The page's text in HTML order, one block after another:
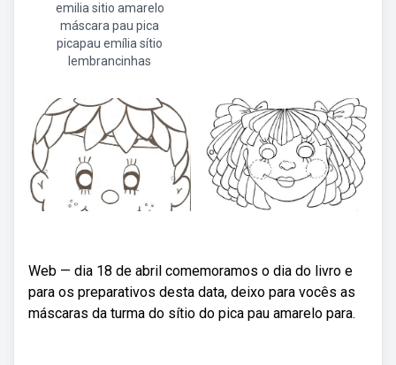
emilia sitio amarelo
máscara pau pica
picapau emília sítio
lembrancinhas
Web — dia 18 de abril comemoramos o dia do livro e
para os preparativos desta data, deixo para vocês as
máscaras da turma do sítio do pica pau amarelo para.